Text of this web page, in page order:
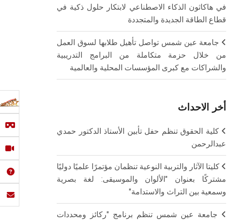
في هاكاثون الذكاء الاصطناعي لابتكار حلول ذكية في
قطاع الطاقة الجديدة والمتجددة
جامعة عين شمس تواصل تأهيل طلابها لسوق العمل
من خلال حزمة متكاملة من البرامج التدريبية
والشراكات مع كبرى المؤسسات المحلية والعالمية
أخر الاحداث
كلية الحقوق تنظم حفل تأبين الأستاذ الدكتور حمدي
عبدالرحمن
كليتا الآثار والتربية النوعية تنظمان مؤتمرًا علميًا دوليًا
مشتركًا بعنوان "الألوان والموسيقى: لغة بصرية
وسمعية بين التراث والاستدامة"
جامعة عين شمس تنظم برنامج "ركائز ومحددات